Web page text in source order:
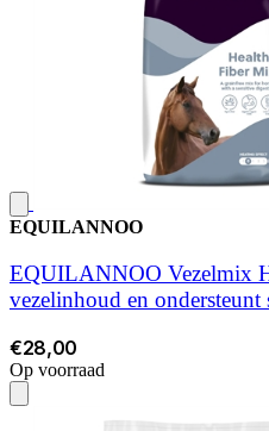
EQUILANNOO
EQUILANNOO Vezelmix
vezelinhoud en
€28,00
Op voorraad